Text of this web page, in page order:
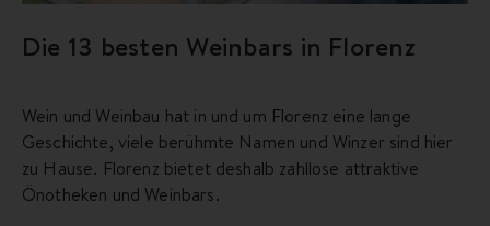
Die 13 besten Weinbars in Florenz
Wein und Weinbau hat in und um Florenz eine lange
Geschichte, viele berühmte Namen und Winzer sind hier
zu Hause. Florenz bietet deshalb zahllose attraktive
Önotheken und Weinbars.